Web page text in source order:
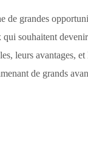
de grandes
souhaitent
leurs avantages, et
de grands